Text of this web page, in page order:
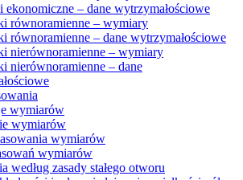
ekonomiczne – dane wytrzymałościowe
równoramienne – wymiary
równoramienne – dane wytrzymałościowe
nierównoramienne – wymiary
nierównoramienne – dane
wymiarów
wymiarów
wymiarów
wymiarów
według zasady stałego otworu